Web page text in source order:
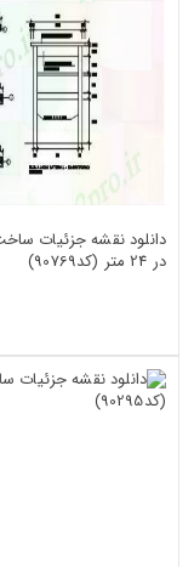
در 24 متر (کد90769)